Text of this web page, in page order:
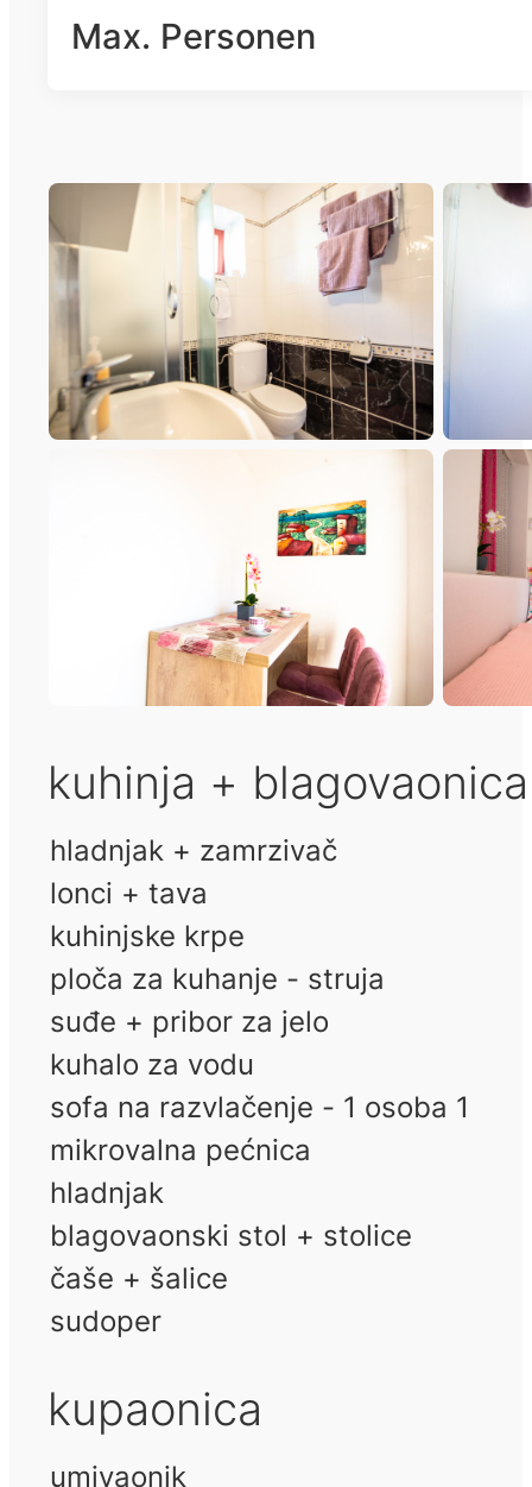
kuhinja +
hladnjak + zamrzivač
lonci + tava
kuhinjske krpe
ploča za kuhanje - struja
suđe + pribor za jelo
kuhalo za vodu
sofa na razvlačenje - 1 osoba 1
mikrovalna pećnica
hladnjak
blagovaonski stol + stolice
čaše + šalice
sudoper
kupaonica
umivaonik
Max. Personen